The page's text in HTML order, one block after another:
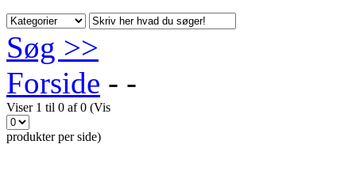
Søg >>
Forside - -
Viser 1 til 0 af 0 (Vis
produkter per side)